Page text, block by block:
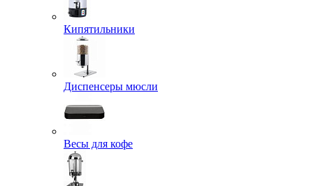
Кипятильники
Диспенсеры мюсли
Весы для кофе